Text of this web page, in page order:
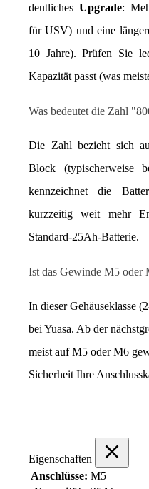
deutliches Upgrade:
für USV) und eine
10 Jahre). Prüfen Sie
Kapazität passt (was
Was bedeutet die Zahl
Die Zahl bezieht sich
Block (typischerweise
kennzeichnet die
kurzzeitig weit mehr
Standard-25Ah-Batterie.
Ist das Gewinde M5 oder
In dieser Gehäuseklasse
bei Yuasa. Ab der
meist auf M5 oder M6
Sicherheit Ihre
Eigenschaften
Anschlüsse: M5